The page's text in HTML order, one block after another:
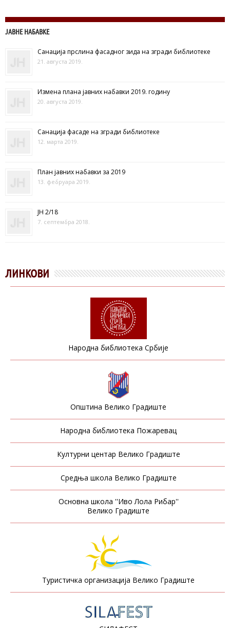
ЈАВНЕ НАБАВКЕ
Санација прслина фасадног зида на згради библиотеке
21. августа 2019.
Измена плана јавних набавки 2019. годину
20. августа 2019.
Санација фасаде на згради библиотеке
12. марта 2019.
План јавних набавки за 2019
13. фебруара 2019.
ЈН 2/18
7. септембра 2018.
ЛИНКОВИ
Народна библиотека Србије
Општина Велико Градиште
Народна библиотека Пожаревац
Културни центар Велико Градиште
Средња школа Велико Градиште
Основна школа ''Иво Лола Рибар''
Велико Градиште
Туристичка организација Велико Градиште